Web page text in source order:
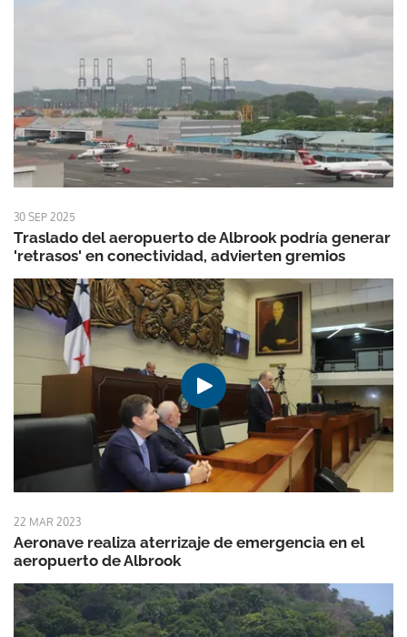
30 SEP 2025
Traslado del aeropuerto de Albrook podría generar
'retrasos' en conectividad, advierten gremios
22 MAR 2023
Aeronave realiza aterrizaje de emergencia en el
aeropuerto de Albrook